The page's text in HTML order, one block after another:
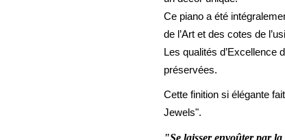
Ce piano a été
de l’Art et des cotes de
Les qualités d’Excellence
préservées.
Cette finition si élégante
Jewels".
"Se laisser envoûter par